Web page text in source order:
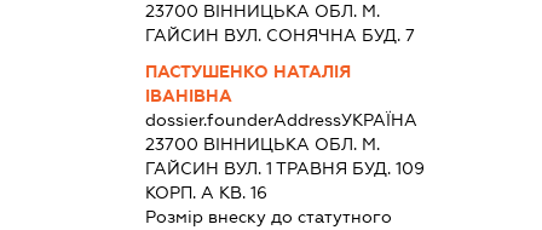
23700 ВIННИЦЬКА ОБЛ. М.
ГАЙСИН ВУЛ. СОНЯЧНА БУД. 7
ПАСТУШЕНКО НАТАЛІЯ
ІВАНІВНА
dossier.founderAddressУКРАЇНА
23700 ВIННИЦЬКА ОБЛ. М.
ГАЙСИН ВУЛ. 1 ТРАВНЯ БУД. 109
КОРП. А КВ. 16
Розмір внеску до статутного